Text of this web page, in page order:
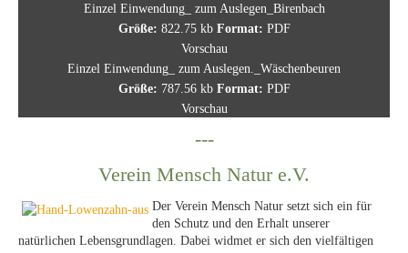
Einzel Einwendung_ zum Auslegen_Birenbach
Größe: 822.75 kb Format: PDF
Vorschau
Einzel Einwendung_ zum Auslegen._Wäschenbeuren
Größe: 787.56 kb Format: PDF
Vorschau
---
Verein Mensch Natur e.V.
Der Verein Mensch Natur setzt sich ein für
den Schutz und den Erhalt unserer
natürlichen Lebensgrundlagen. Dabei widmet er sich den vielfältigen